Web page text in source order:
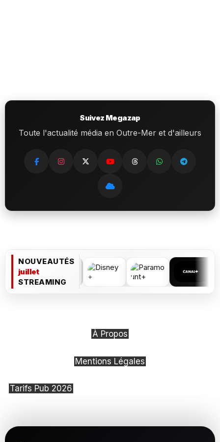
Suivez Megazap
Toute l'actualité média en Outre-Mer et d'ailleurs
NOUVEAUTÉS
juillet
STREAMING
À Propos
Mentions Légales
Tarifs Pub 2026